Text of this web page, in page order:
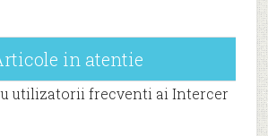
in atentie
utilizatorii frecventi ai Intercer